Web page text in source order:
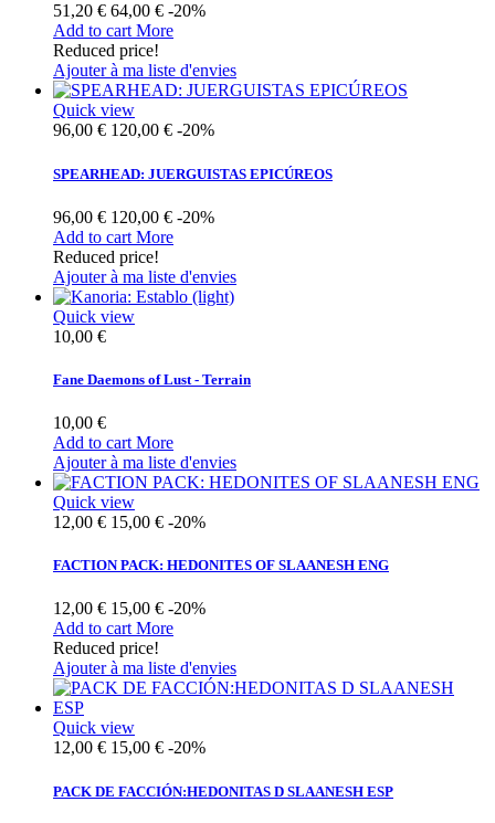
51,20 € 64,00 € -20%
Add to cart More
Reduced price!
Ajouter à ma liste d'envies
Quick view
96,00 € 120,00 € -20%
SPEARHEAD: JUERGUISTAS EPICÚREOS
96,00 € 120,00 € -20%
Add to cart More
Reduced price!
Ajouter à ma liste d'envies
Quick view
10,00 €
Fane Daemons of Lust - Terrain
10,00 €
Add to cart More
Ajouter à ma liste d'envies
Quick view
12,00 € 15,00 € -20%
FACTION PACK: HEDONITES OF SLAANESH ENG
12,00 € 15,00 € -20%
Add to cart More
Reduced price!
Ajouter à ma liste d'envies
Quick view
12,00 € 15,00 € -20%
PACK DE FACCIÓN:HEDONITAS D SLAANESH ESP